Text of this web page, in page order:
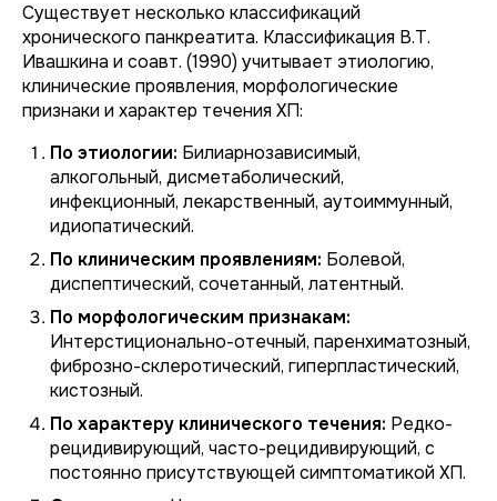
Существует несколько классификаций
хронического панкреатита. Классификация В.Т.
Ивашкина и соавт. (1990) учитывает этиологию,
клинические проявления, морфологические
признаки и характер течения ХП:
По этиологии: Билиарнозависимый,
алкогольный, дисметаболический,
инфекционный, лекарственный, аутоиммунный,
идиопатический.
По клиническим проявлениям: Болевой,
диспептический, сочетанный, латентный.
По морфологическим признакам:
Интерстиционально-отечный, паренхиматозный,
фиброзно-склеротический, гиперпластический,
кистозный.
По характеру клинического течения: Редко-
рецидивирующий, часто-рецидивирующий, с
постоянно присутствующей симптоматикой ХП.